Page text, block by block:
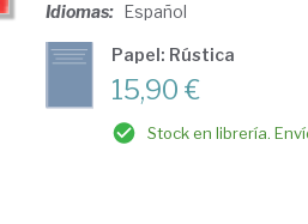
Idiomas: Español
Papel: Rústica
15,90 €
Stock en librería.